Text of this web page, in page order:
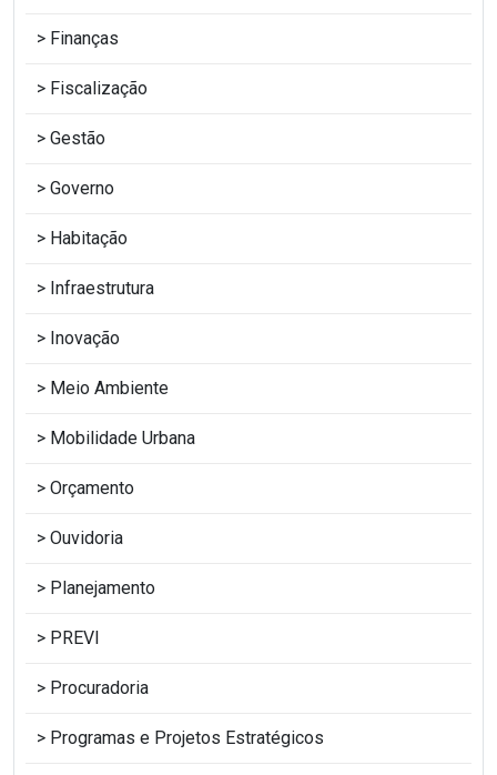
Finanças
Fiscalização
Gestão
Governo
Habitação
Infraestrutura
Inovação
Meio Ambiente
Mobilidade Urbana
Orçamento
Ouvidoria
Planejamento
PREVI
Procuradoria
Programas e Projetos Estratégicos